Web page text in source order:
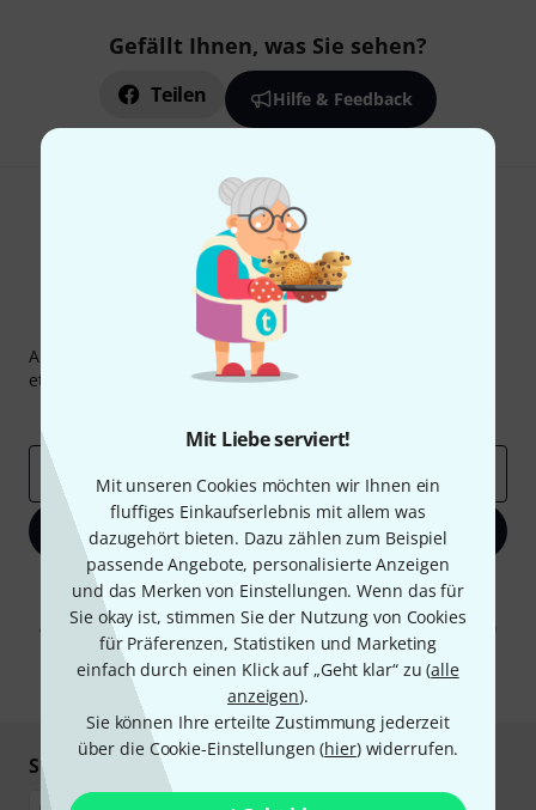
Mit Liebe serviert!
Mit unseren Cookies möchten wir Ihnen ein
fluffiges Einkaufserlebnis mit allem was
dazugehört bieten. Dazu zählen zum Beispiel
passende Angebote, personalisierte Anzeigen
und das Merken von Einstellungen. Wenn das für
Sie okay ist, stimmen Sie der Nutzung von Cookies
für Präferenzen, Statistiken und Marketing
einfach durch einen Klick auf „Geht klar“ zu (alle
anzeigen).
Sie können Ihre erteilte Zustimmung jederzeit
über die Cookie-Einstellungen (hier) widerrufen.
Gefällt Ihnen, was Sie sehen?
Teilen Hilfe & Feedback
Thomann Newsletter
Abonniere den Thomann Newsletter und gewinne mit
etwas Glück einen von50 Gutscheinen
E-Mail-Adresse
Jetzt anmelden
Mit Klick auf „Jetzt anmelden“ stimmen Sie dem Erhalt von E-Mail-
Werbung und einer Messung des E-Mail-Nutzungsverhaltens zu. Die
Abmeldung ist jederzeit möglich. Weitere Informationen finden Sie in
unserenDatenschutzhinweisen.
Sicher einkaufen & bezahlen